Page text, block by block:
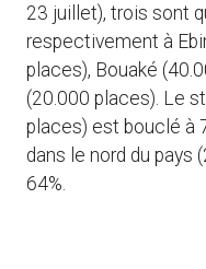
23 juillet), trois sont
respectivement à
places), Bouaké
(20.000 places). Le
places) est bouclé à
dans le nord du pays
64%.